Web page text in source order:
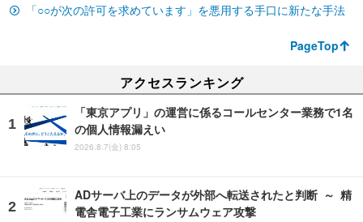
「○○が次の許可を求めています」を悪用する手口に新たな手法
PageTop
アクセスランキング
「東京アプリ」の運営に係るコールセンター業務で1名
の個人情報漏えい
2026.8.7(金) 8:05
ADサーバ上のデータが外部へ転送されたと判断 ～ 精
電舎電子工業にランサムウェア攻撃